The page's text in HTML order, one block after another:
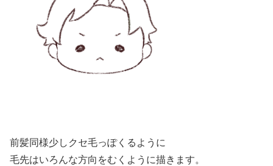
前髪同様少しクセ毛っぽくるように
毛先はいろんな方向をむくように描きます。